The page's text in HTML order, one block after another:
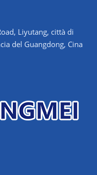
Liyutang, città di
del Guangdong, Cina